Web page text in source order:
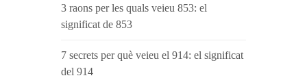
3 raons per les quals veieu 853: el
significat de 853
7 secrets per què veieu el 914: el significat
del 914